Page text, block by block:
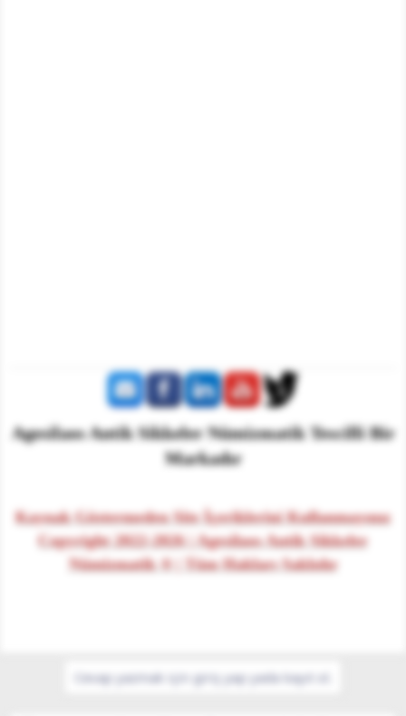
Agesilaos Antik Sikkeler Nümizmatik Tescilli Bir
Markadır
Kaynak Göstermeden Site İçeriklerini Kullanmayınız
Copyright 2022-2026 | Agesilaos Antik Sikkeler
Nümizmatik ® | Tüm Hakları Saklıdır
Cevap yazmak için giriş yap yada kayıt ol.